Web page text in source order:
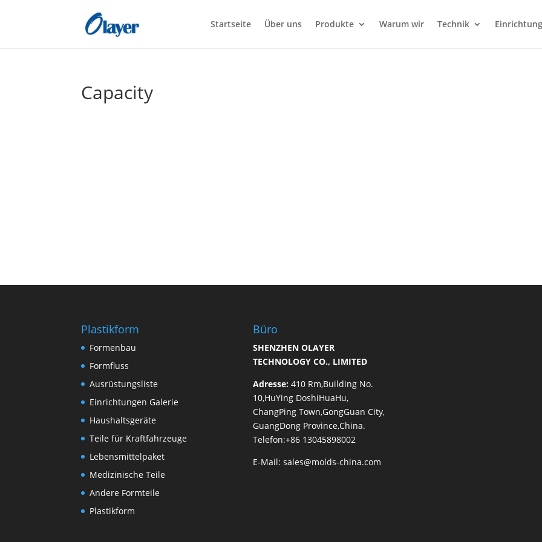
Startseite Über uns Produkte Warum wir Technik
Capacity
Plastikform
Formenbau
Formfluss
Ausrüstungsliste
Einrichtungen Galerie
Haushaltsgeräte
Teile für Kraftfahrzeuge
Lebensmittelpaket
Medizinische Teile
Andere Formteile
Plastikform
Büro
SHENZHEN OLAYER
TECHNOLOGY CO., LIMITED
Adresse: 410 Rm,Building No.
10,HuYing DoshiHuaHu,
ChangPing Town,GongGuan City,
GuangDong Province,China.
Telefon:+86 13045898002
E-Mail: sales@molds-china.com